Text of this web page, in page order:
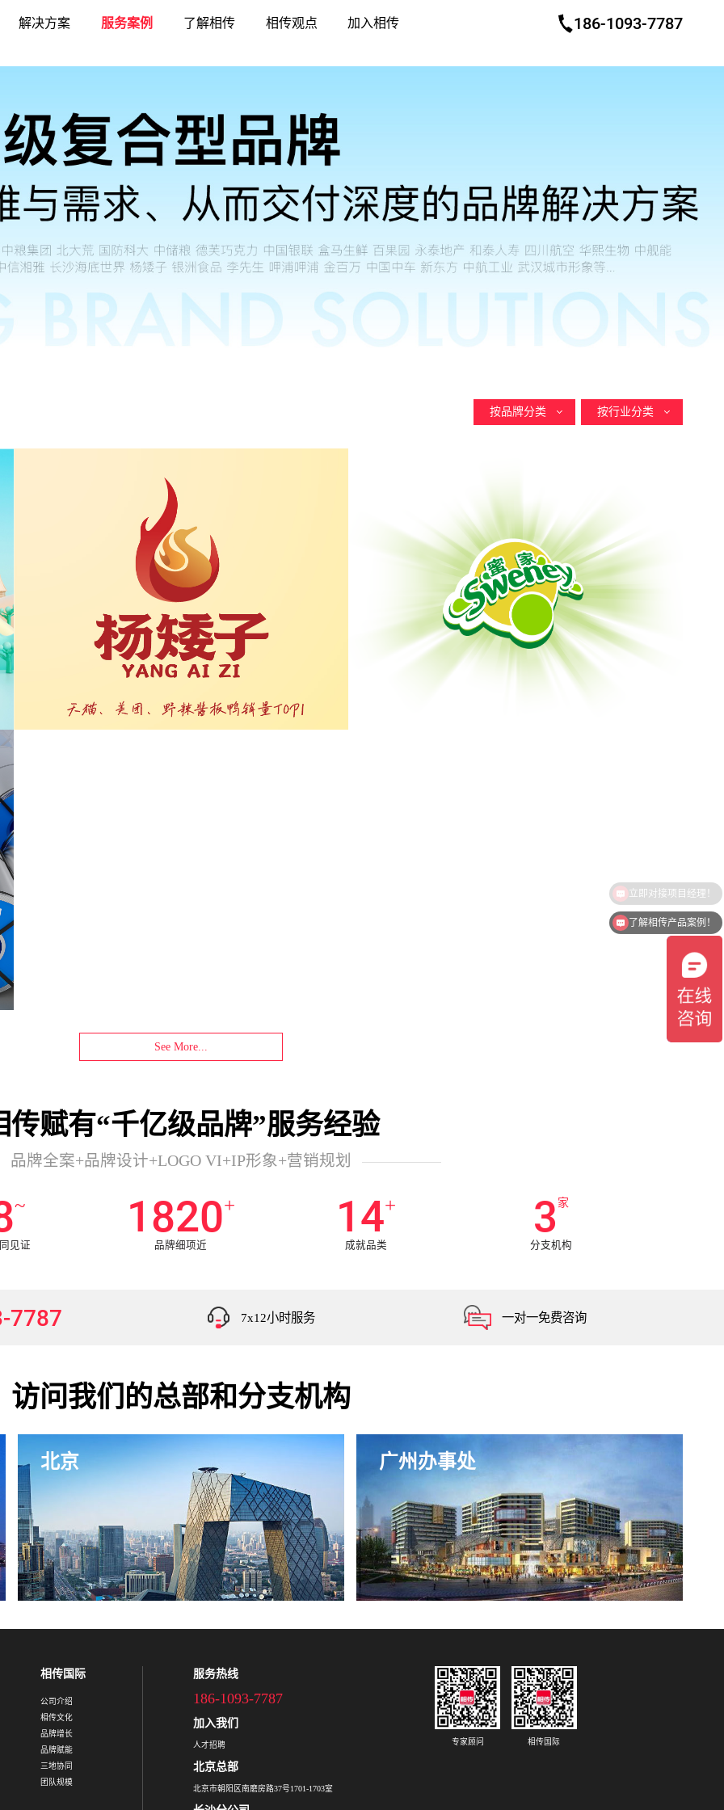
解决方案 服务案例 了解相传 相传观点 加入相传 186-1093-7787
按品牌分类 按行业分类
See More...
传赋有“千亿级品牌”服务经验
品牌全案+品牌设计+LOGO VI+IP形象+营销规划
~
见证
2000+
品牌细项近
15+
成就品类
3 家
分支机构
7787 7x12小时服务 一对一免费咨询
访问我们的总部和分支机构
北京 广州办事处
相传国际
公司介绍
相传文化
品牌增长
品牌赋能
三地协同
团队规模
服务热线
186-1093-7787
加入我们
人才招聘
北京总部
北京市朝阳区南磨房路37号1701-1703室
专家顾问 相传国际
了解相传产品案例！